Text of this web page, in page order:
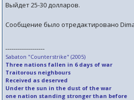
Выйдет 25-30 долларов.
Сообщение было отредактировано Dima
--------------------
Sabaton "Counterstrike" (2005)
Three nations fallen in 6 days of war
Traitorous neighbours
Received as deserved
Under the sun in the dust of the war
one nation standing stronger than before